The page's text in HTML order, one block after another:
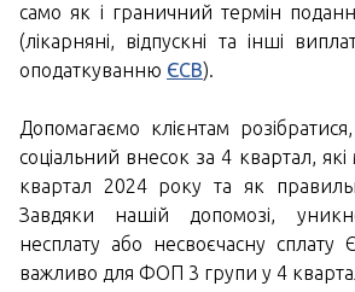
само як і граничний термін
(лікарняні, відпускні та інші
оподаткуванню ЄСВ).
Допомагаємо клієнтам
соціальний внесок за 4 квартал, які
квартал 2024 року та як
Завдяки нашій допомозі,
несплату або несвоєчасну
важливо для ФОП 3 групи у 4